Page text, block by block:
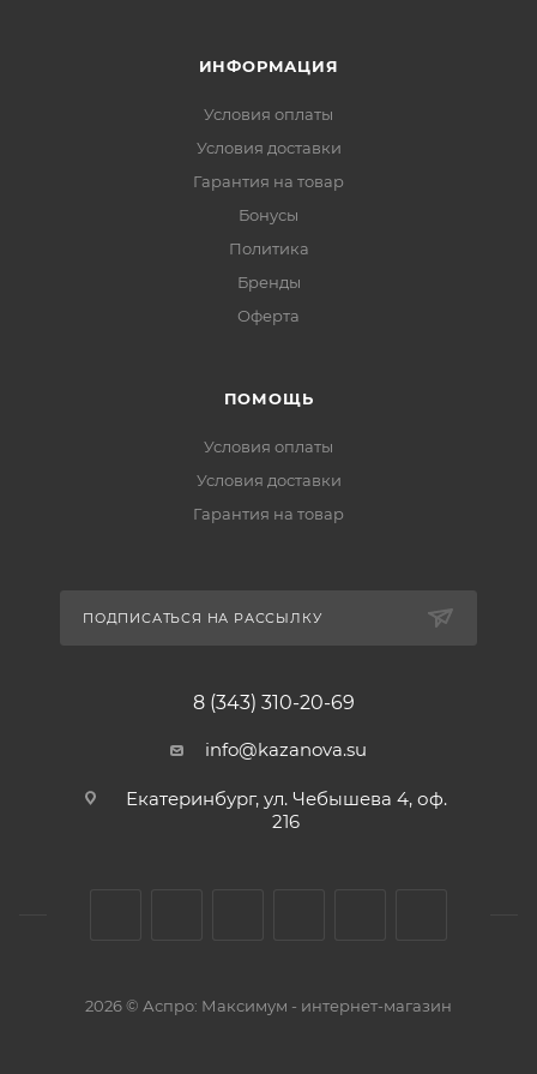
ИНФОРМАЦИЯ
Условия оплаты
Условия доставки
Гарантия на товар
Бонусы
Политика
Бренды
Оферта
ПОМОЩЬ
Условия оплаты
Условия доставки
Гарантия на товар
ПОДПИСАТЬСЯ НА РАССЫЛКУ
8 (343) 310-20-69
info@kazanova.su
Екатеринбург, ул. Чебышева 4, оф.
216
2026 © Аспро: Максимум - интернет-магазин